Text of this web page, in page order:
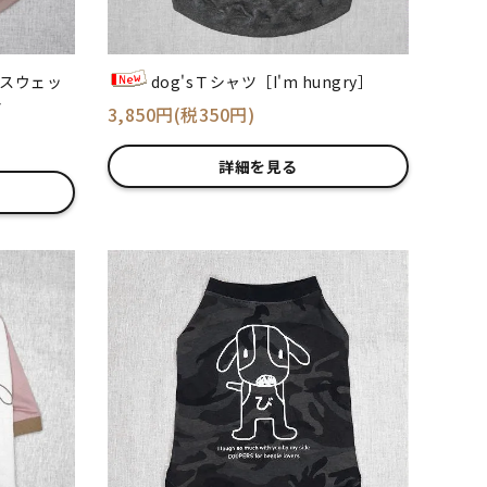
ウェッ
dog'sＴシャツ［I'm hungry］
3,850円(税350円)
詳細を見る